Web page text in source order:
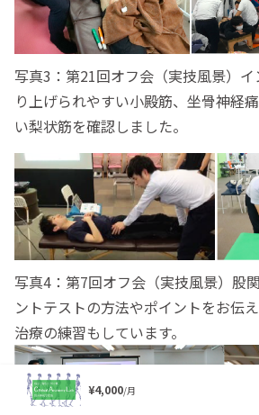
¥4,000/月
写真3：第21回オフ会（実技風景）
り上げられやすい小殿筋、坐骨神経
い梨状筋を確認しました。
写真4：第7回オフ会（実技風景）股
ントテストの方法やポイントをお伝
治療の練習もしています。